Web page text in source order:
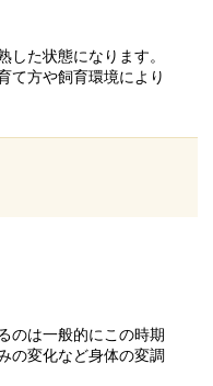
した状態になります。
て方や飼育環境により
のは一般的にこの時期
の変化など身体の変調